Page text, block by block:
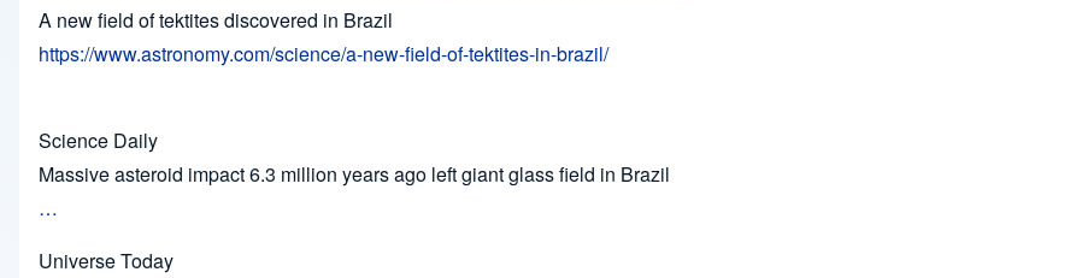
A new field of tektites discovered in Brazil
https://www.astronomy.com/science/a-new-field-of-tektites-in-brazil/
Science Daily
Massive asteroid impact 6.3 million years ago left giant glass field in Brazil
…
Universe Today